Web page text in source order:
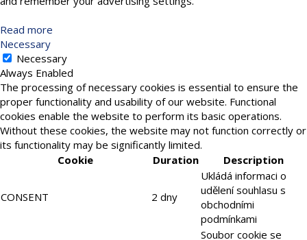
Read more
Necessary
Necessary
Always Enabled
The processing of necessary cookies is essential to ensure the
proper functionality and usability of our website. Functional
cookies enable the website to perform its basic operations.
Without these cookies, the website may not function correctly or
its functionality may be significantly limited.
Cookie
Duration Description
CONSENT 2 dny
Ukládá informaci o
udělení souhlasu s
obchodními
podmínkami
Soubor cookie se